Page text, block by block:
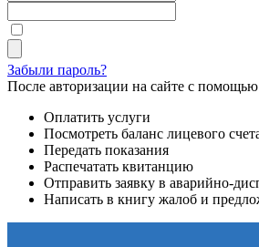
Забыли пароль?
После авторизации на сайте с
Оплатить услуги
Посмотреть баланс лицевого
Передать показания
Распечатать квитанцию
Отправить заявку в аварийно-
Написать в книгу жалоб и